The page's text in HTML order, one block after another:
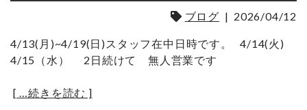
ブログ | 2026/04/12
4/13(月)~4/19(日)スタッフ在中日時です。 4/14(火)
4/15（水） 2日続けて 無人営業です
[ …続きを読む ]